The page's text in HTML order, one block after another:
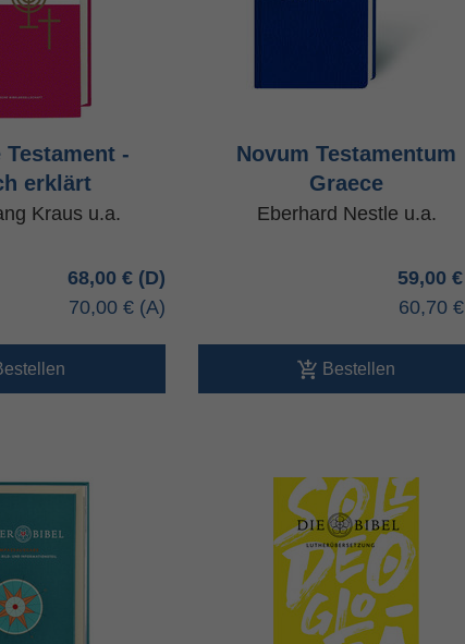
Testament -
erklärt
Kraus u.a.
68,00 €
70,00 €
Novum Testamentum
Graece
Eberhard Nestle u.a.
59,00 €
60,70 €
Bestellen